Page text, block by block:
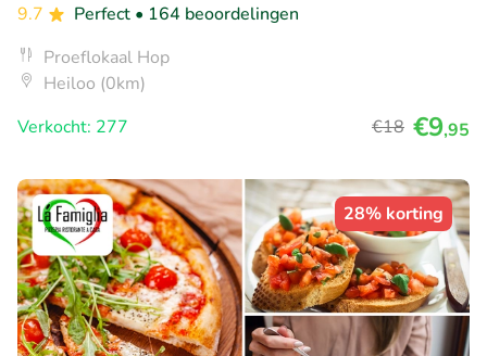
9.7
Perfect • 164 beoordelingen
Proeflokaal Hop
Heiloo (0km)
Verkocht: 277
€18 €9,95
28% korting